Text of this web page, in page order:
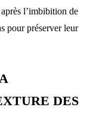
l’imbibition de
pour préserver leur
DES